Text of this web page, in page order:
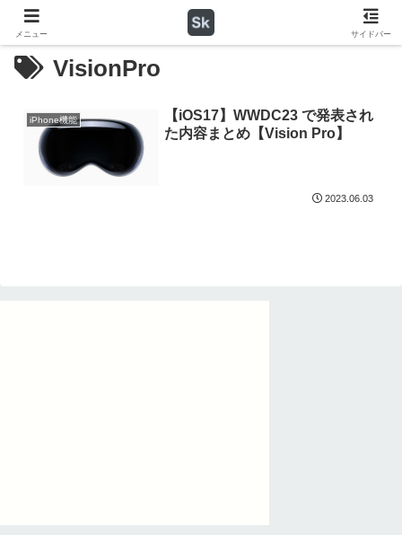
VisionPro
iPhone機能
【iOS17】WWDC23 で発表され
た内容まとめ【Vision Pro】
2023.06.03
メニュー サイドバー